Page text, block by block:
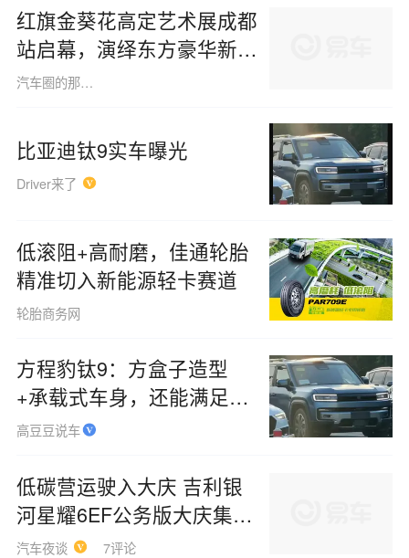
红旗金葵花高定艺术展成都
站启幕，演绎东方豪华新典
范
汽车圈的那些事儿
比亚迪钛9实车曝光
Driver来了
低滚阻+高耐磨，佳通轮胎
精准切入新能源轻卡赛道
轮胎商务网
方程豹钛9：方盒子造型
+承载式车身，还能满足越
野需求吗？
高豆豆说车
低碳营运驶入大庆 吉利银
河星耀6EF公务版大庆集中
交付
汽车夜谈 7评论